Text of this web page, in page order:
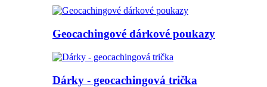
Geocachingové dárkové poukazy
Dárky - geocachingová trička